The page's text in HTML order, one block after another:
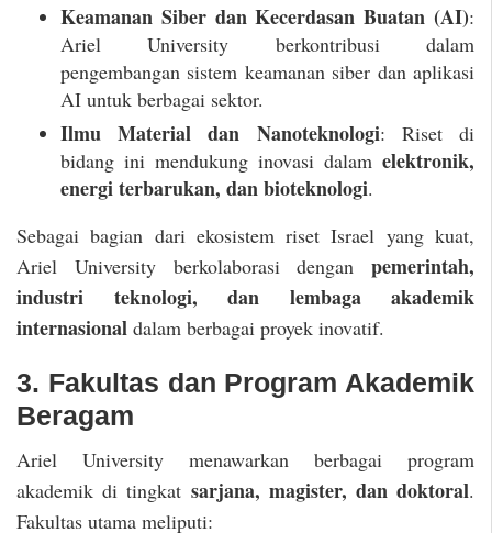
Keamanan Siber dan Kecerdasan Buatan (AI):
Ariel University berkontribusi dalam
pengembangan sistem keamanan siber dan aplikasi
AI untuk berbagai sektor.
Ilmu Material dan Nanoteknologi: Riset di
bidang ini mendukung inovasi dalam elektronik,
energi terbarukan, dan bioteknologi.
Sebagai bagian dari ekosistem riset Israel yang kuat,
Ariel University berkolaborasi dengan pemerintah,
industri teknologi, dan lembaga akademik
internasional dalam berbagai proyek inovatif.
3. Fakultas dan Program Akademik
Beragam
Ariel University menawarkan berbagai program
akademik di tingkat sarjana, magister, dan doktoral.
Fakultas utama meliputi: